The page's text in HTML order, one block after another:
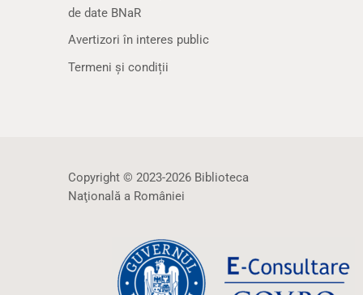
de date BNaR
Avertizori în interes public
Termeni și condiții
Copyright © 2023-2026 Biblioteca
Naţională a României